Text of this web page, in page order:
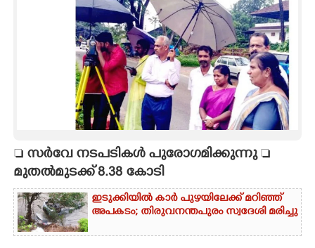
CARTOONS
LITERATURE
 സർവേ നടപടികൾ പുരോഗമിക്കുന്നു
മുതൽമുടക്ക് 8.38 കോടി
ഇടുക്കിയിൽ കാർ പുഴയിലേക്ക് മറിഞ്ഞ്
അപകടം; തിരുവനന്തപുരം സ്വദേശി മരിച്ചു